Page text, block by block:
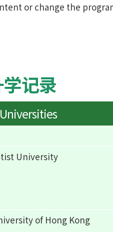
or change the
记录
University
of Hong Kong